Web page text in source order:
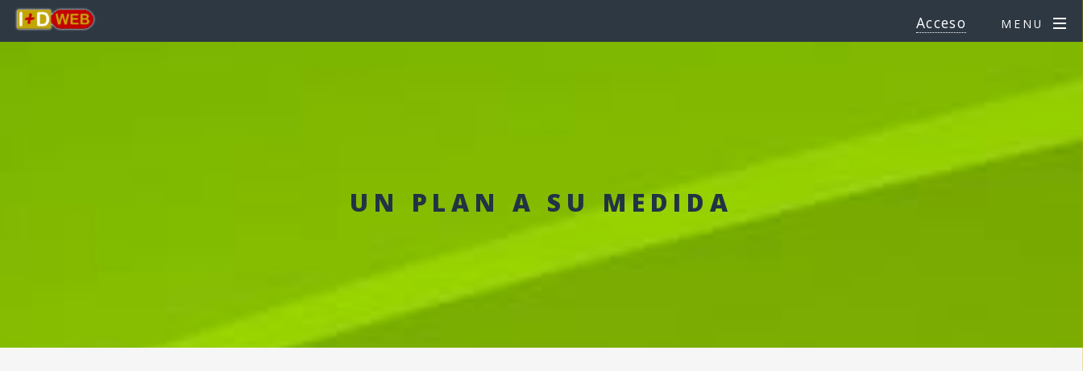
Acceso MENU
UN PLAN A SU MEDIDA